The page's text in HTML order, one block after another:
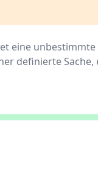
eine
definierte